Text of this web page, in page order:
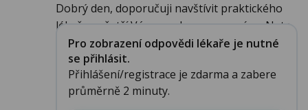
Dobrý den, doporučuji navštívit praktického
lékaře, vyšetří Vás a probere anamnézu. Netr...
Pro zobrazení odpovědi lékaře je nutné
se přihlásit.
Přihlášení/registrace je zdarma a zabere
průměrně 2 minuty.